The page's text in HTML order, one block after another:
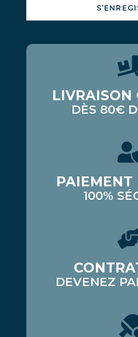
LIVRAISON
DÈS 80€
PAIEMENT
100%
DEVENEZ